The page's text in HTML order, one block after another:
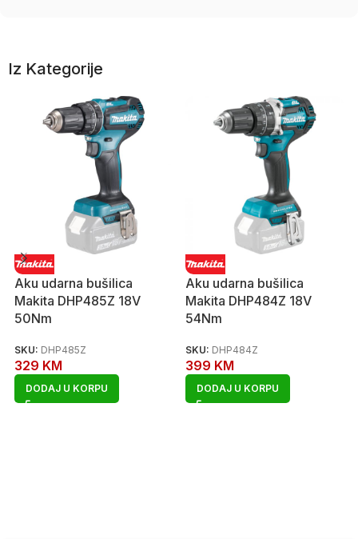
Iz Kategorije
Aku udarna bušilica
Makita DHP485Z 18V
50Nm
SKU: DHP485Z
329 KM
DODAJ U KORPU
Aku udarna bušilica
Makita DHP484Z 18V
54Nm
SKU: DHP484Z
399 KM
DODAJ U KORPU